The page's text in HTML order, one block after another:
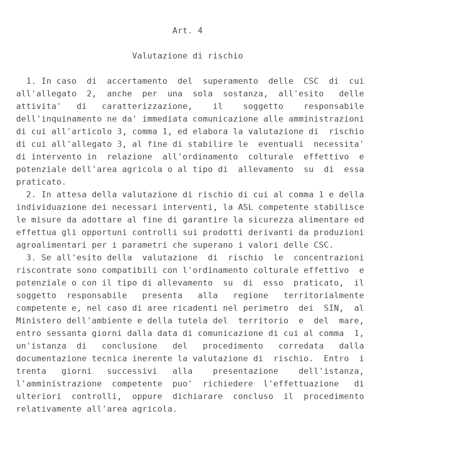
                               Art. 4
                       Valutazione di rischio
  1. In caso  di  accertamento  del  superamento  delle  CSC  di  cui
all'allegato  2,  anche  per  una  sola  sostanza,  all'esito   delle
attivita'   di   caratterizzazione,    il    soggetto    responsabile
dell'inquinamento ne da' immediata comunicazione alle amministrazioni
di cui all'articolo 3, comma 1, ed elabora la valutazione di  rischio
di cui all'allegato 3, al fine di stabilire le  eventuali  necessita'
di intervento in  relazione  all'ordinamento  colturale  effettivo  e
potenziale dell'area agricola o al tipo di  allevamento  su  di  essa
praticato.
  2. In attesa della valutazione di rischio di cui al comma 1 e della
individuazione dei necessari interventi, la ASL competente stabilisce
le misure da adottare al fine di garantire la sicurezza alimentare ed
effettua gli opportuni controlli sui prodotti derivanti da produzioni
agroalimentari per i parametri che superano i valori delle CSC.
  3. Se all'esito della  valutazione  di  rischio  le  concentrazioni
riscontrate sono compatibili con l'ordinamento colturale effettivo  e
potenziale o con il tipo di allevamento  su  di  esso  praticato,  il
soggetto  responsabile   presenta   alla   regione   territorialmente
competente e, nel caso di aree ricadenti nel perimetro  dei  SIN,  al
Ministero dell'ambiente e della tutela del  territorio  e  del  mare,
entro sessanta giorni dalla data di comunicazione di cui al comma  1,
un'istanza  di   conclusione   del   procedimento   corredata   dalla
documentazione tecnica inerente la valutazione di  rischio.  Entro  i
trenta   giorni   successivi   alla    presentazione    dell'istanza,
l'amministrazione  competente  puo'  richiedere  l'effettuazione   di
ulteriori  controlli,  oppure  dichiarare  concluso  il  procedimento